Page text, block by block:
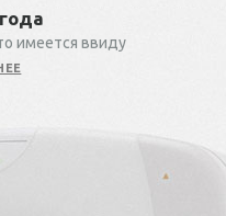
имеется ввиду